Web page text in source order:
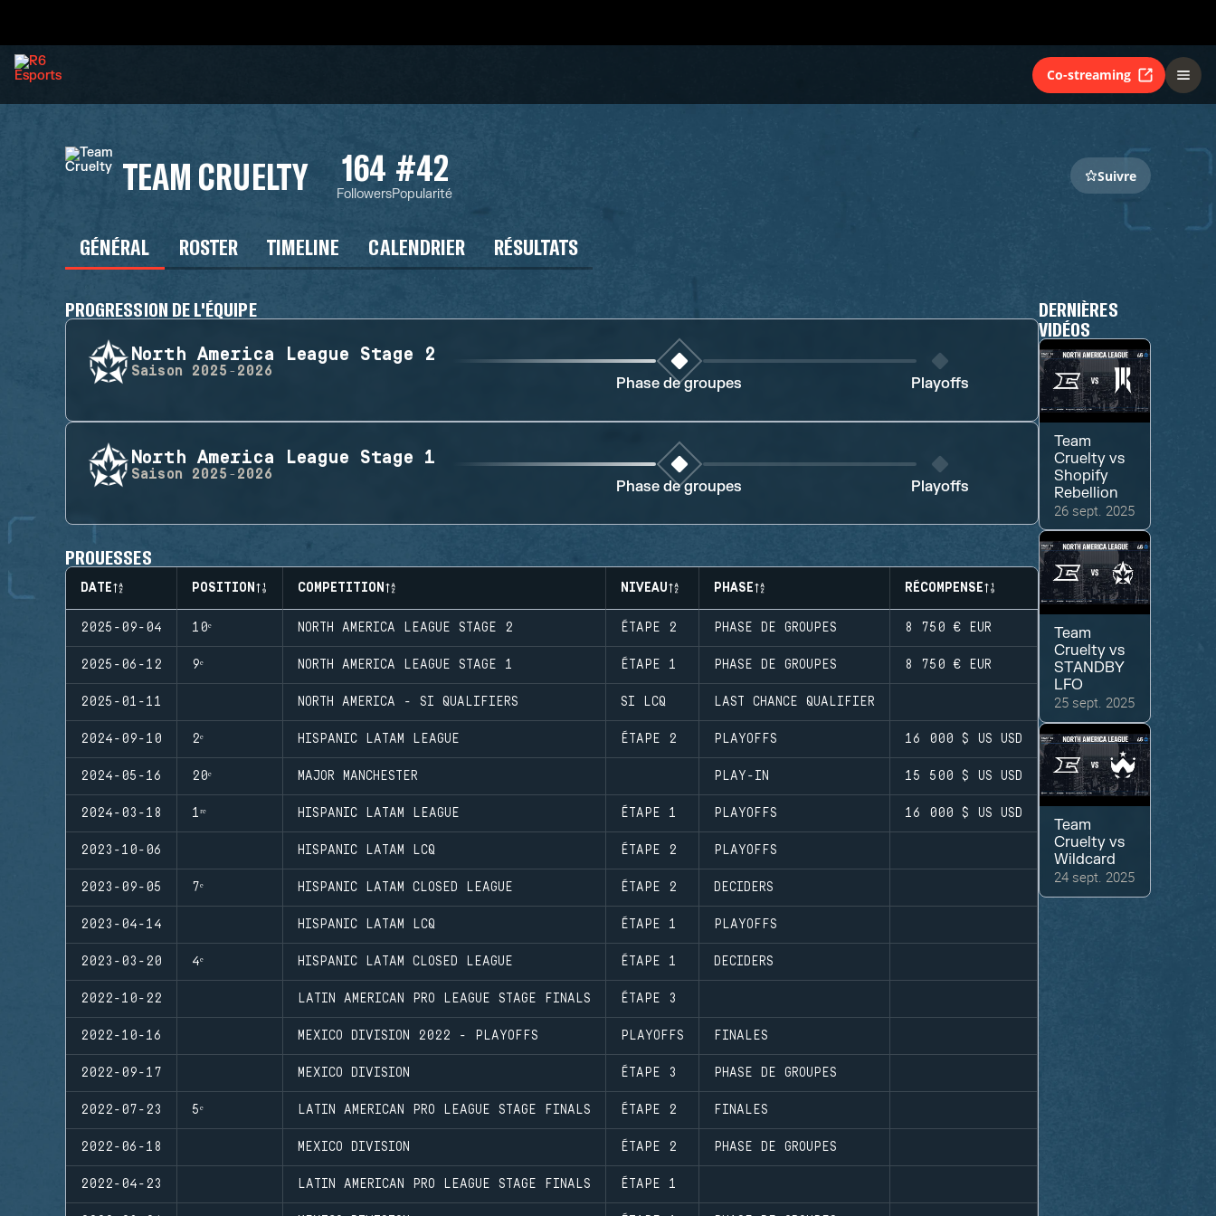
Co-streaming
TEAM CRUELTY 164
Followers
#42
Popularité
Suivre
GÉNÉRAL ROSTER TIMELINE CALENDRIER RÉSULTATS
PROGRESSION DE L'ÉQUIPE
North America League Stage 2
Saison 2025-2026
Phase de groupes Playoffs
North America League Stage 1
Saison 2025-2026
Phase de groupes Playoffs
PROUESSES
DATE POSITION COMPETITION NIVEAU PHASE RÉCOMPENSE
2025-09-04 10ᵉ NORTH AMERICA LEAGUE STAGE 2 ÉTAPE 2 PHASE DE GROUPES 8 750 € EUR
2025-06-12 9ᵉ NORTH AMERICA LEAGUE STAGE 1 ÉTAPE 1 PHASE DE GROUPES 8 750 € EUR
2025-01-11 NORTH AMERICA - SI QUALIFIERS SI LCQ LAST CHANCE QUALIFIER
2024-09-10 2ᵉ HISPANIC LATAM LEAGUE ÉTAPE 2 PLAYOFFS 16 000 $ US USD
2024-05-16 20ᵉ MAJOR MANCHESTER PLAY-IN 15 500 $ US USD
2024-03-18 1ʳᵉ HISPANIC LATAM LEAGUE ÉTAPE 1 PLAYOFFS 16 000 $ US USD
2023-10-06 HISPANIC LATAM LCQ ÉTAPE 2 PLAYOFFS
2023-09-05 7ᵉ HISPANIC LATAM CLOSED LEAGUE ÉTAPE 2 DECIDERS
2023-04-14 HISPANIC LATAM LCQ ÉTAPE 1 PLAYOFFS
2023-03-20 4ᵉ HISPANIC LATAM CLOSED LEAGUE ÉTAPE 1 DECIDERS
2022-10-22 LATIN AMERICAN PRO LEAGUE STAGE FINALS ÉTAPE 3
2022-10-16 MEXICO DIVISION 2022 - PLAYOFFS PLAYOFFS FINALES
2022-09-17 MEXICO DIVISION ÉTAPE 3 PHASE DE GROUPES
2022-07-23 5ᵉ LATIN AMERICAN PRO LEAGUE STAGE FINALS ÉTAPE 2 FINALES
2022-06-18 MEXICO DIVISION ÉTAPE 2 PHASE DE GROUPES
2022-04-23 LATIN AMERICAN PRO LEAGUE STAGE FINALS ÉTAPE 1
DERNIÈRES
VIDÉOS
Team
Cruelty vs
Shopify
Rebellion
26 sept. 2025
Team
Cruelty vs
STANDBY
LFO
25 sept. 2025
Team
Cruelty vs
Wildcard
24 sept. 2025